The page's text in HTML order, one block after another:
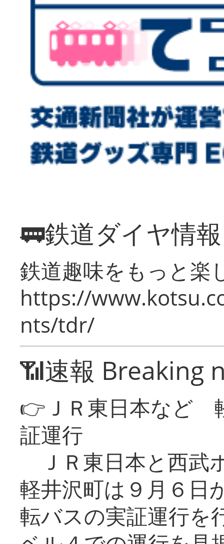
🚃鉄道ダイヤ情
鉄道趣味をもっと楽
https://
nts/tdr/
📶速報 Breaking
👉ＪＲ東日本など
証運行
ＪＲ東日本と西武
軽井沢町は９月６日
転バスの実証運行を